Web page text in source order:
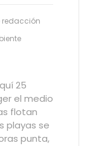
redacción
el medio
flotan
playas se
punta,